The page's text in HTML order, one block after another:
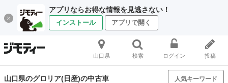
アプリならお得な情報を見逃さない！
インストール アプリで開く
山口県 検索 ログイン 投稿
山口県のグロリア(日産)の中古車 人気キーワード